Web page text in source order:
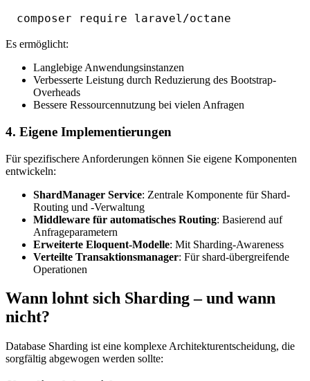
Es ermöglicht:
Langlebige Anwendungsinstanzen
Verbesserte Leistung durch Reduzierung des Bootstrap-
Overheads
Bessere Ressourcennutzung bei vielen Anfragen
4. Eigene Implementierungen
Für spezifischere Anforderungen können Sie eigene Komponenten
entwickeln:
ShardManager Service: Zentrale Komponente für Shard-
Routing und -Verwaltung
Middleware für automatisches Routing: Basierend auf
Anfrageparametern
Erweiterte Eloquent-Modelle: Mit Sharding-Awareness
Verteilte Transaktionsmanager: Für shard-übergreifende
Operationen
Wann lohnt sich Sharding – und wann
nicht?
Database Sharding ist eine komplexe Architekturentscheidung, die
sorgfältig abgewogen werden sollte: